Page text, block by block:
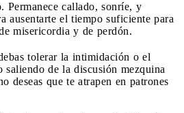
Permanece callado, sonríe, y
ausentarte el tiempo suficiente para
misericordia y de perdón.
tolerar la intimidación o el
saliendo de la discusión mezquina
deseas que te atrapen en patrones